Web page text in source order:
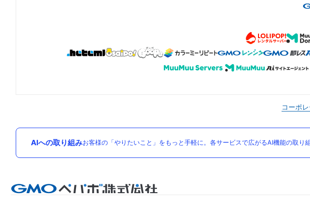
コーポ
AIへの取り組みお客様の「やりたいこと」をもっと手軽に。各サービスで広がるAI機能の取り